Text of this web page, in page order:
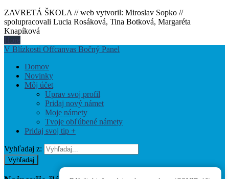
ZAVRETÁ ŠKOLA // web vytvoril: Miroslav Sopko //
spolupracovali Lucia Rosáková, Tina Botková, Margaréta
Knapíková
Hore
V Blízkosti Offcanvas Bočný Panel
Domov
Novinky
Môj účet
Uprav svoj profil
Pridaj nový námet
Moje námety
Tvoje obľúbené námety
Pridaj svoj tip +
Vyhľadaj z:
Vyhľadaj